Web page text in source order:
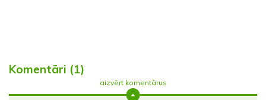
Komentāri (1)
aizvērt komentārus